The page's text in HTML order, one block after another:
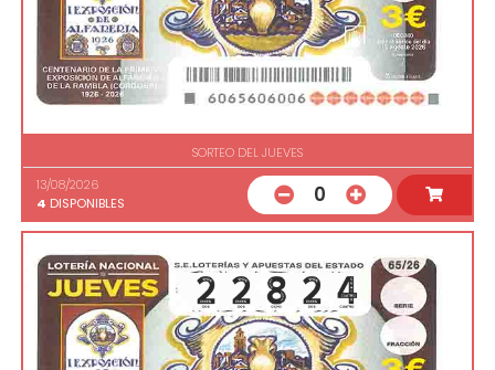
SORTEO DEL JUEVES
13/08/2026
4 DISPONIBLES 0